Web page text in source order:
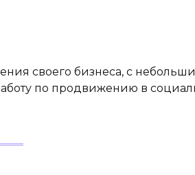
своего бизнеса, с
по продвижению в